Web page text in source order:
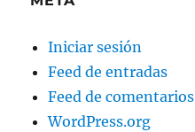
Iniciar sesión
Feed de entradas
Feed de comentarios
WordPress.org